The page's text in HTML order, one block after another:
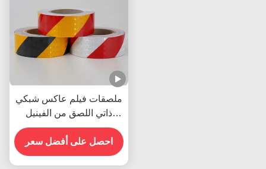
ملصقات فيلم عاكس شبكي
ذاتي اللصق من الفينيل
العاكس لعلامات الطرق
احصل على أفضل سعر